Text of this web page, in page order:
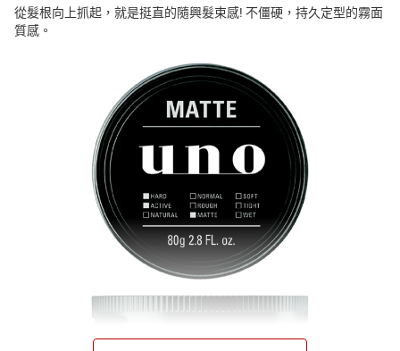
從髮根向上抓起，就是挺直的隨興髮束感! 不僵硬，持久定型的霧面
質感。